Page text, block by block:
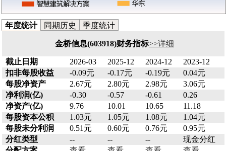
年度统计 同期历史 季度统计
金桥信息(603918)财务指标>>详细
截止日期 2026-03 2025-12 2024-12
2023-12
扣非每股收益
-0.09元 -0.17元 -0.19元
0.04元
每股净资产
2.67元 2.80元 2.98元
3.06元
净利润(亿)
-0.30 -0.57 -0.61
0.26
净资产(亿)
9.76 10.01 10.65
11.18
每股资本公积
1.03元 1.05元 1.08元
1.04元
每股未分利润
0.51元 0.60元 0.76元
0.95元
分红类型
-- -- --
现金分红